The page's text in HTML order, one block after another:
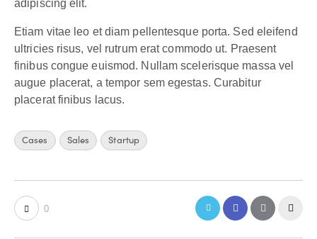
adipiscing elit.
Etiam vitae leo et diam pellentesque porta. Sed eleifend
ultricies risus, vel rutrum erat commodo ut. Praesent
finibus congue euismod. Nullam scelerisque massa vel
augue placerat, a tempor sem egestas. Curabitur
placerat finibus lacus.
Cases Sales Startup
0